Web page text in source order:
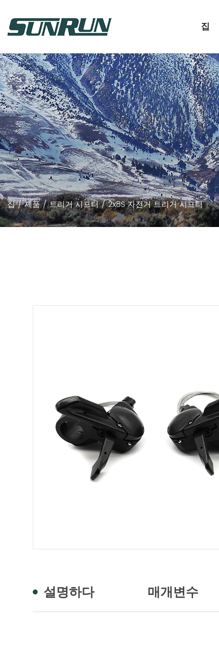
집
집/제품/트리거 시프터/2x8S 자전거 트리거 시프터
설명하다 매개변수